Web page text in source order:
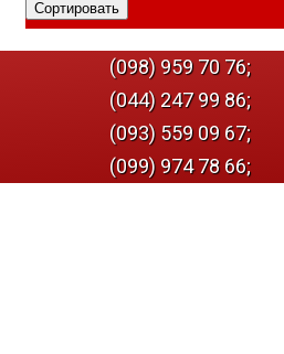
(098) 959 70 76;
(044) 247 99 86;
(093) 559 09 67;
(099) 974 78 66;